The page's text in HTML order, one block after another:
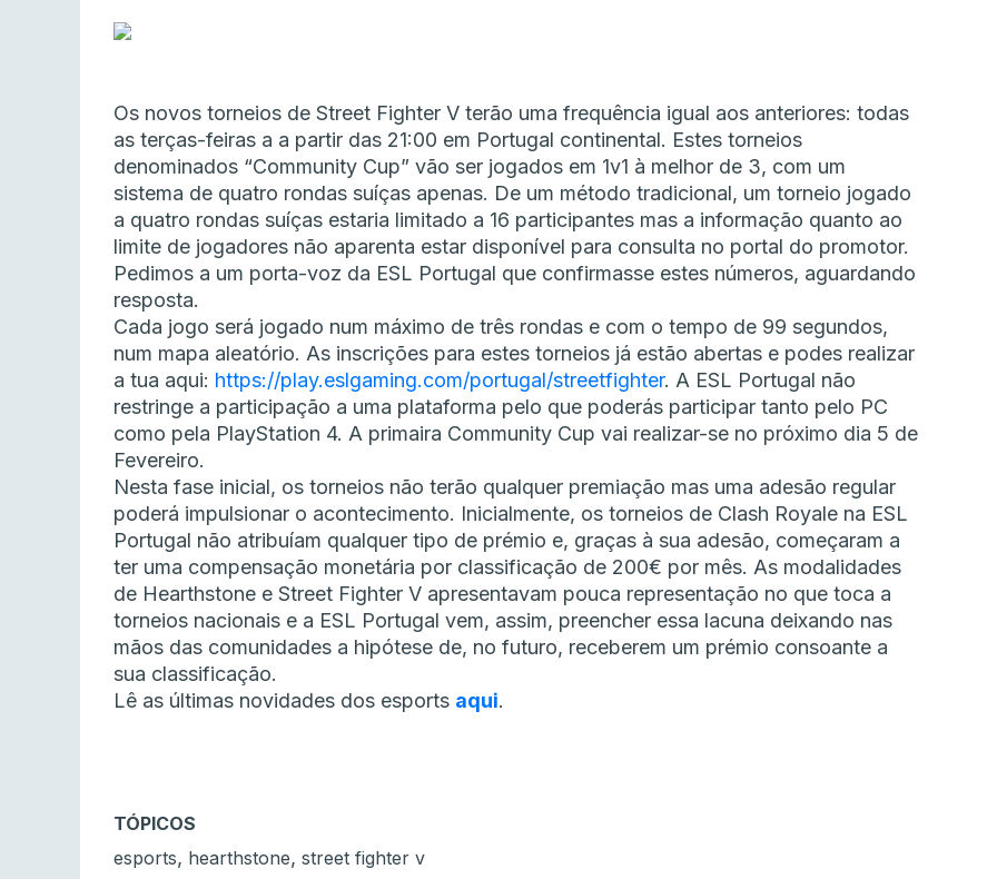
Os novos torneios de Street Fighter V terão uma frequência igual aos anteriores: todas
as terças-feiras a a partir das 21:00 em Portugal continental. Estes torneios
denominados “Community Cup” vão ser jogados em 1v1 à melhor de 3, com um
sistema de quatro rondas suíças apenas. De um método tradicional, um torneio jogado
a quatro rondas suíças estaria limitado a 16 participantes mas a informação quanto ao
limite de jogadores não aparenta estar disponível para consulta no portal do promotor.
Pedimos a um porta-voz da ESL Portugal que confirmasse estes números, aguardando
resposta.
Cada jogo será jogado num máximo de três rondas e com o tempo de 99 segundos,
num mapa aleatório. As inscrições para estes torneios já estão abertas e podes realizar
a tua aqui: https://play.eslgaming.com/portugal/streetfighter. A ESL Portugal não
restringe a participação a uma plataforma pelo que poderás participar tanto pelo PC
como pela PlayStation 4. A primaira Community Cup vai realizar-se no próximo dia 5 de
Fevereiro.
Nesta fase inicial, os torneios não terão qualquer premiação mas uma adesão regular
poderá impulsionar o acontecimento. Inicialmente, os torneios de Clash Royale na ESL
Portugal não atribuíam qualquer tipo de prémio e, graças à sua adesão, começaram a
ter uma compensação monetária por classificação de 200€ por mês. As modalidades
de Hearthstone e Street Fighter V apresentavam pouca representação no que toca a
torneios nacionais e a ESL Portugal vem, assim, preencher essa lacuna deixando nas
mãos das comunidades a hipótese de, no futuro, receberem um prémio consoante a
sua classificação.
Lê as últimas novidades dos esports aqui.
TÓPICOS
esports, hearthstone, street fighter v